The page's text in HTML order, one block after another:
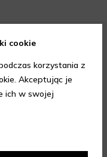
cookie
korzystania z
Akceptując je
ich w swojej